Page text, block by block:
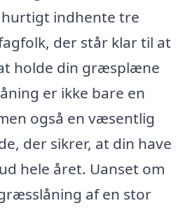
indhente tre
der står klar til at
holde din græsplæne
er ikke bare en
også en væsentlig
der sikrer, at din have
hele året. Uanset om
af en stor